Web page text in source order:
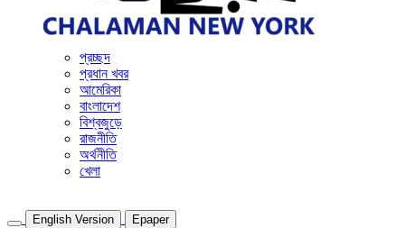
প্রচ্ছদ
প্রধান খবর
আমেরিকা
বাংলাদেশ
বিশ্বজুড়ে
রাজনীতি
অর্থনীতি
খেলা
English Version
Epaper